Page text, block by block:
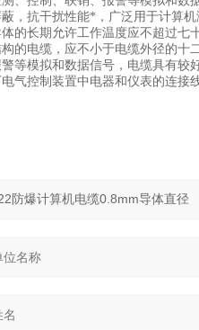
，抗干扰性能*，广泛用于计算
的长期允许工作温度应不超过
的电缆，应不小于电缆外径的
等模拟和数据信号，电缆具有
气控制装置中电器和仪表的连接线